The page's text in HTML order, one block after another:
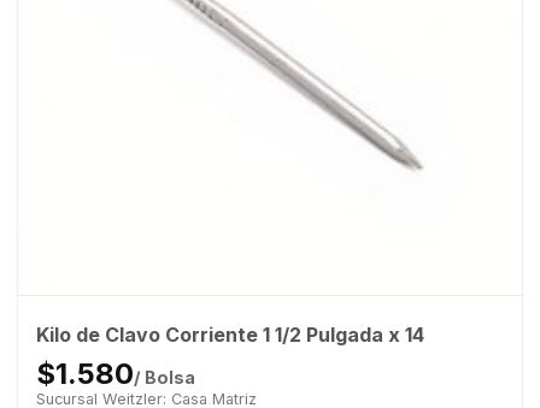
Kilo de Clavo Corriente 1 1/2 Pulgada x 14
$1.580/ Bolsa
Sucursal Weitzler: Casa Matriz